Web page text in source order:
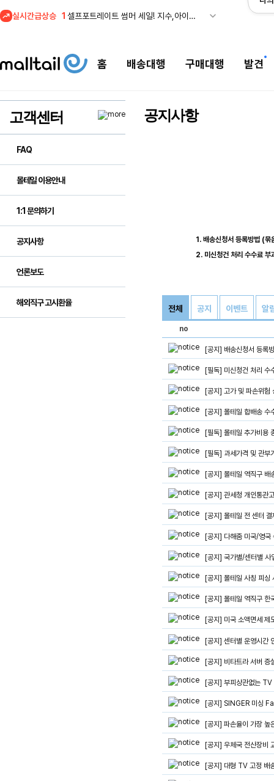
실시간급상승 1
셀프포트레이트 썸머 세일! 지수,아이유 착용 + 관세내 특가
홈 배송대행 구매대행 발견
고객센터
FAQ
몰테일 이용안내
1:1 문의하기
공지사항
언론보도
해외직구 고시환율
공지사항
1. 배송신청서 등록방법 (묶
2. 미신청건 처리 수수료 부
전체 공지 이벤트 알
no
[공지] 배송신청서 등록
[필독] 미신청건 처리 수
[공지] 고가 및 파손위험
[공지] 몰테일 합배송
[필독] 몰테일 추가비용
[필독] 과세가격 및 관부
[공지] 몰테일 역직구
[공지] 관세청 개인통
[공지] 몰테일 전 센터
[공지] 다해줌 미국/영국
[공지] 국가별/센터별 사
[공지] 몰테일 사칭 피싱
[공지] 몰테일 역직구
[공지] 미국 소액면세
[공지] 센터별 운영시간
[공지] 비타트라 서버 증
[공지] 부피상관없는
[공지] SINGER 미싱
[공지] 파손율이 가장
[공지] 우체국 전산장비
[공지] 대형 TV 고정 배